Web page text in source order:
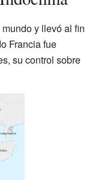
y llevó al fin
Francia fue
su control sobre